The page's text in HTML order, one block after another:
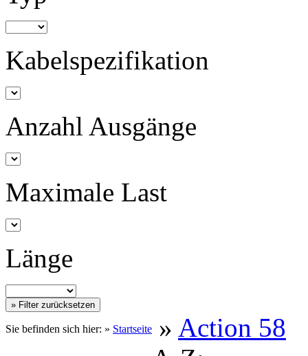
Kabelspezifikation
Anzahl Ausgänge
Maximale Last
Länge
Sie befinden sich hier: » Startseite » Action 58